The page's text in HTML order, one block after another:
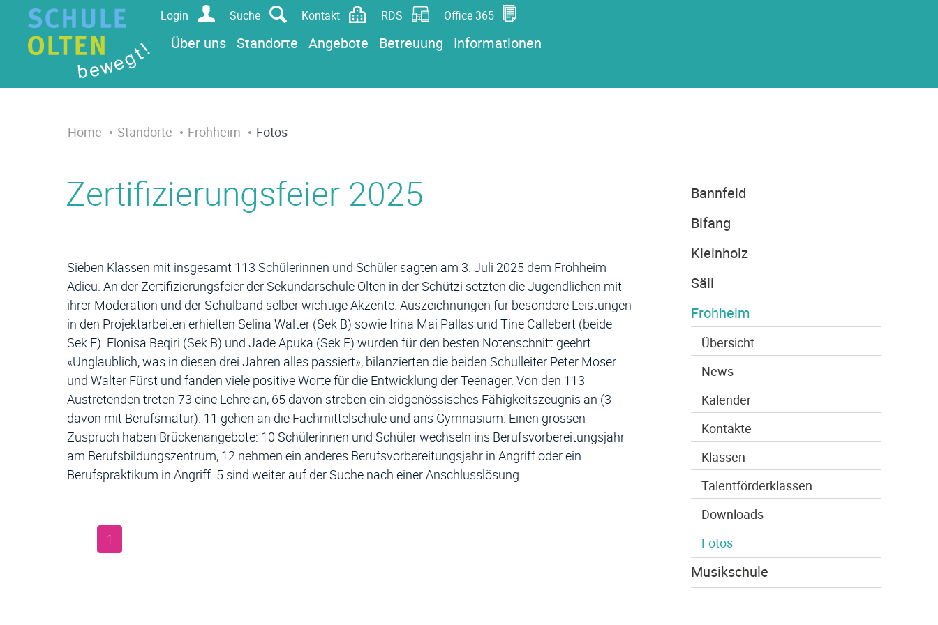
Sprunglinks
zur Startseite
Direkt zur Hauptnavigation
Direkt zum Inhalt
Direkt zur Suche
Direkt zum Stichwortverzeichnis
Kopfzeile
Login Suche Kontakt RDS Office 365
Über uns Standorte Angebote Betreuung Informationen
Inhalt
Home Standorte Frohheim Fotos
Zertifizierungsfeier 2025
Sieben Klassen mit insgesamt 113 Schülerinnen und Schüler sagten am 3. Juli 2025 dem Frohheim
Adieu. An der Zertifizierungsfeier der Sekundarschule Olten in der Schützi setzten die Jugendlichen mit
ihrer Moderation und der Schulband selber wichtige Akzente. Auszeichnungen für besondere Leistungen
in den Projektarbeiten erhielten Selina Walter (Sek B) sowie Irina Mai Pallas und Tine Callebert (beide
Sek E). Elonisa Beqiri (Sek B) und Jade Apuka (Sek E) wurden für den besten Notenschnitt geehrt.
«Unglaublich, was in diesen drei Jahren alles passiert», bilanzierten die beiden Schulleiter Peter Moser
und Walter Fürst und fanden viele positive Worte für die Entwicklung der Teenager. Von den 113
Austretenden treten 73 eine Lehre an, 65 davon streben ein eidgenössisches Fähigkeitszeugnis an (3
davon mit Berufsmatur). 11 gehen an die Fachmittelschule und ans Gymnasium. Einen grossen
Zuspruch haben Brückenangebote: 10 Schülerinnen und Schüler wechseln ins Berufsvorbereitungsjahr
am Berufsbildungszentrum, 12 nehmen ein anderes Berufsvorbereitungsjahr in Angriff oder ein
Berufspraktikum in Angriff. 5 sind weiter auf der Suche nach einer Anschlusslösung.
1
Bannfeld
Bifang
Kleinholz
Säli
Frohheim
Übersicht
News
Kalender
Kontakte
Klassen
Talentförderklassen
Downloads
Fotos
Musikschule